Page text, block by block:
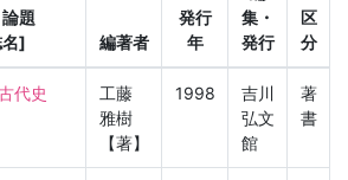
題
]
編著者
発行
年
集・
発行
区
分
代史
工藤
雅樹
【著】
1998
吉川
弘文
館
著
書